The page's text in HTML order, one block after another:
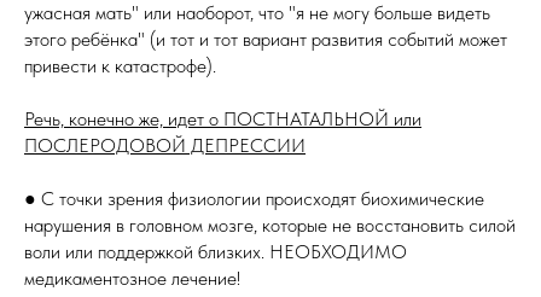
ужасная мать" или наоборот, что "я не могу больше видеть
этого ребёнка" (и тот и тот вариант развития событий может
привести к катастрофе).
Речь, конечно же, идет о ПОСТНАТАЛЬНОЙ или
ПОСЛЕРОДОВОЙ ДЕПРЕССИИ
● C точки зрения физиологии происходят биохимические
нарушения в головном мозге, которые не восстановить силой
воли или поддержкой близких. НЕОБХОДИМО
медикаментозное лечение!